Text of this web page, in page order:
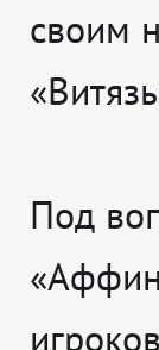
своим
Под